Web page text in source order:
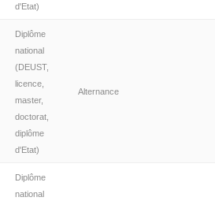
d'Etat)
Diplôme
national
(DEUST,
licence,
master,
doctorat,
diplôme
d'Etat)
Alternance
Diplôme
national